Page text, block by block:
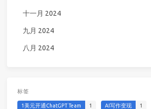
十一月 2024
九月 2024
八月 2024
标签
1美元开通ChatGPT Team 1 AI写作变现 1